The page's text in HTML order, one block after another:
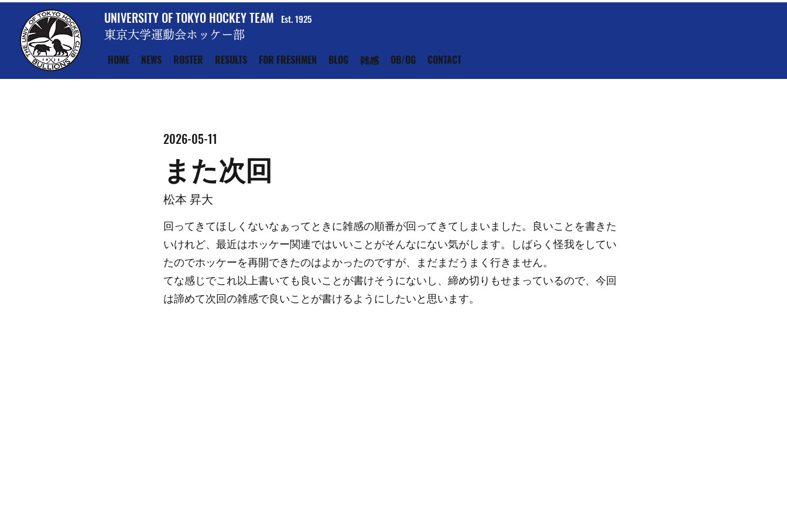
UNIVERSITY OF TOKYO HOCKEY TEAM
東京大学運動会ホッケー部
Est. 1925
HOME NEWS ROSTER RESULTS FOR FRESHMEN BLOG 雑感 OB/OG CONTACT
2026-05-11
また次回
松本 昇大
回ってきてほしくないなぁってときに雑感の順番が回ってきてしまいました。良いことを書きた
いけれど、最近はホッケー関連ではいいことがそんなにない気がします。しばらく怪我をしてい
たのでホッケーを再開できたのはよかったのですが、まだまだうまく行きません。
てな感じでこれ以上書いても良いことが書けそうにないし、締め切りもせまっているので、今回
は諦めて次回の雑感で良いことが書けるようにしたいと思います。